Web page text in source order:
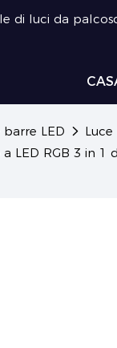
di luci da
LED
LED RGB 3 in